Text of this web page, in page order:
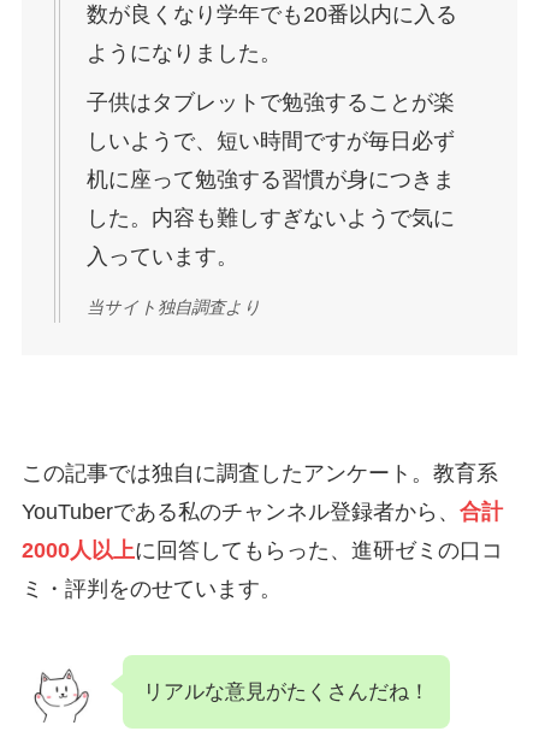
数が良くなり学年でも20番以内に入る
ようになりました。
子供はタブレットで勉強することが楽
しいようで、短い時間ですが毎日必ず
机に座って勉強する習慣が身につきま
した。内容も難しすぎないようで気に
入っています。
当サイト独自調査より
この記事では独自に調査したアンケート。教育系
YouTuberである私のチャンネル登録者から、 合計
2000人以上に回答してもらった、進研ゼミの口コ
ミ・評判をのせています。
リアルな意見がたくさんだね！